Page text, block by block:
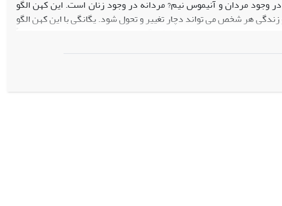
وجود مردان و آنیموس نیم? مردانه در وجود زنان است. این کهن الگو
هر شخص می تواند دچار تغییر و تحول شود. یگانگی با این کهن الگو
خود بروز داده است. شکل گیری اولیه این تصویر در خانواده کاملاً